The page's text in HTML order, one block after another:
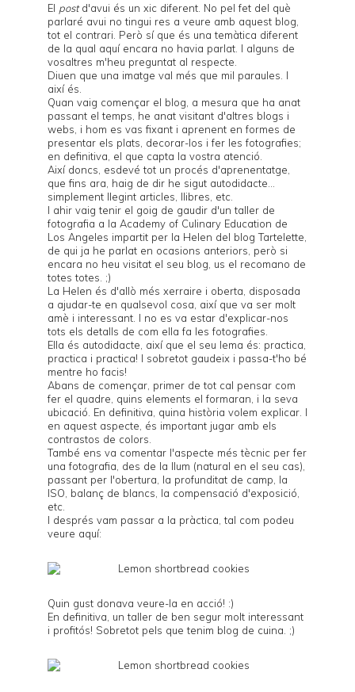
El postd'avui és un xic diferent. No pel fet del què
parlaré avui no tingui res a veure amb aquest blog,
tot el contrari. Però sí que és una temàtica diferent
de la qual aquí encara no havia parlat. I alguns de
vosaltres m'heu preguntat al respecte.
Diuen que una imatge val més que mil paraules. I
així és.
Quan vaig començar el blog, a mesura que ha anat
passant el temps, he anat visitant d'altres blogs i
webs, i hom es vas fixant i aprenent en formes de
presentar els plats, decorar-los i fer les fotografies;
en definitiva, el que capta la vostra atenció.
Així doncs, esdevé tot un procés d'aprenentatge,
que fins ara, haig de dir he sigut autodidacte...
simplement llegint articles, llibres, etc.
I ahir vaig tenir el goig de gaudir d'un taller de
fotografia a la Academy of Culinary Education de
Los Angeles impartit per la Helen del blogTartelette
de qui ja he parlat en ocasions anteriors, però si
encara no heu visitat el seu blog, us el recomano de
totes totes. ;)
La Helen és d'allò més xerraire i oberta, disposada
a ajudar-te en qualsevol cosa, així que va ser molt
amè i interessant. I no es va estar d'explicar-nos
tots els detalls de com ella fa les fotografies.
Ella és autodidacte, així que el seu lema és: practica,
practica i practica! I sobretot gaudeix i passa-t'ho bé
mentre ho facis!
Abans de començar, primer de tot cal pensar com
fer el quadre, quins elements el formaran, i la seva
ubicació. En definitiva, quina història volem explicar. I
en aquest aspecte, és important jugar amb els
contrastos de colors.
També ens va comentar l'aspecte més tècnic per fer
una fotografia, des de la llum (natural en el seu cas),
passant per l'obertura, la profunditat de camp, la
ISO, balanç de blancs, la compensació d'exposició,
etc.
I després vam passar a la pràctica, tal com podeu
veure aquí:
Quin gust donava veure-la en acció! :)
En definitiva, un taller de ben segur molt interessant
i profitós! Sobretot pels que tenim blog de cuina. ;)